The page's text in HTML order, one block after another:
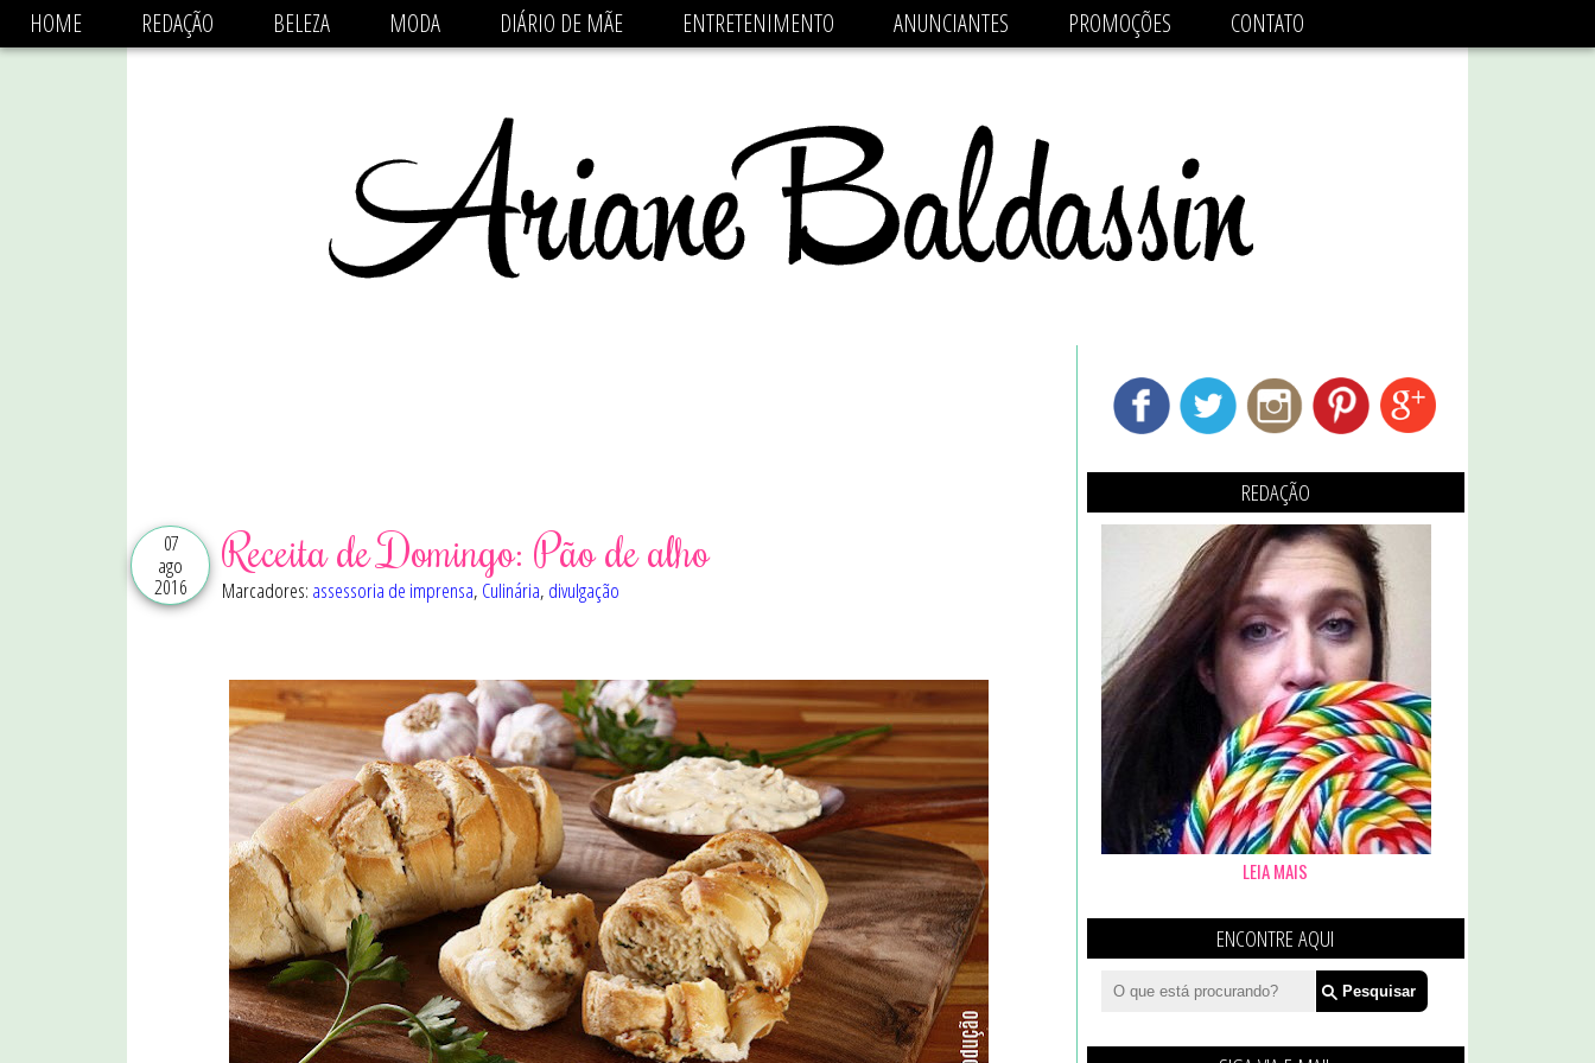
async='async' data-ad-client='ca-pub-1470782825684808' src='https://pagead2.googlesyndication.com/pagead/js/adsbygoogle.js'/>
HOME REDAÇÃO BELEZA MODA DIÁRIO DE MÃE ENTRETENIMENTO ANUNCIANTES PROMOÇÕES CONTATO
07
ago
2016
Receita de Domingo: Pão de alho
Marcadores: assessoria de imprensa, Culinária, divulgação
REDAÇÃO
LEIA MAIS
ENCONTRE AQUI